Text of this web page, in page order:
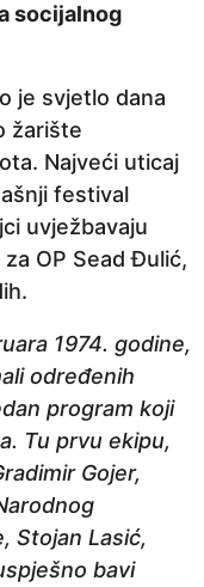
socijalnog
je svjetlo dana
žarište
Najveći uticaj
festival
uvježbavaju
OP Sead Đulić,
1974. godine,
određenih
program koji
Tu prvu ekipu,
Gojer,
Stojan Lasić,
bavi